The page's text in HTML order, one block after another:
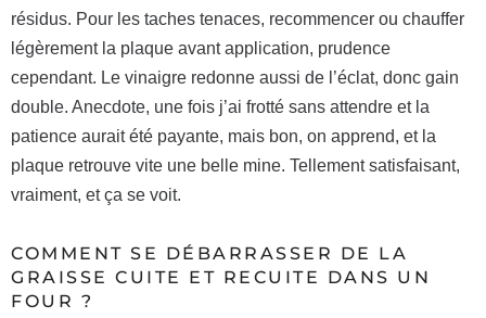
résidus. Pour les taches tenaces, recommencer ou chauffer
légèrement la plaque avant application, prudence
cependant. Le vinaigre redonne aussi de l’éclat, donc gain
double. Anecdote, une fois j’ai frotté sans attendre et la
patience aurait été payante, mais bon, on apprend, et la
plaque retrouve vite une belle mine. Tellement satisfaisant,
vraiment, et ça se voit.
COMMENT SE DÉBARRASSER DE LA
GRAISSE CUITE ET RECUITE DANS UN
FOUR ?